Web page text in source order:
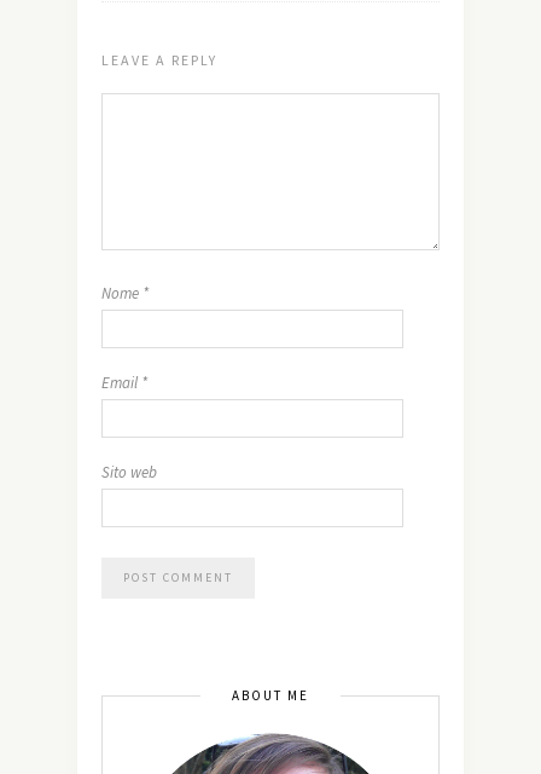
LEAVE A REPLY
Nome *
Email *
Sito web
ABOUT ME